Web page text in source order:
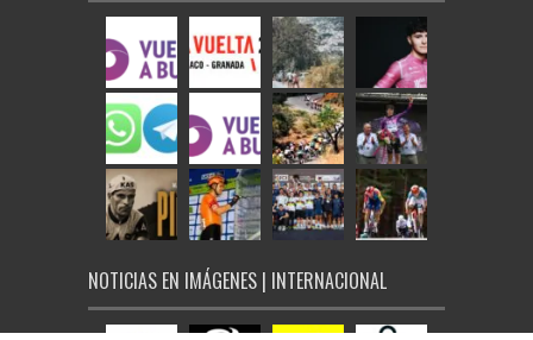
NOTICIAS EN IMÁGENES | INTERNACIONAL